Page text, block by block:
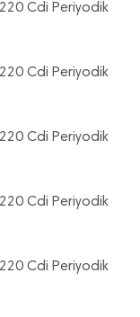
Cdi Periyodik
Cdi Periyodik
Cdi Periyodik
Cdi Periyodik
Cdi Periyodik